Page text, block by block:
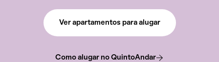
Ver apartamentos para alugar
Como alugar no QuintoAndar